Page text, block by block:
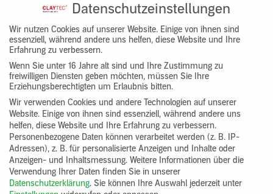
VK5
875,01 €
VK7
625,00 €
Gruppenprodukt
yosima_designputz_bigb
Datenschutzeinstellungen
Wir nutzen Cookies auf unserer Website. Einige von ihnen sind
essenziell, während andere uns helfen, diese Website und Ihre
Erfahrung zu verbessern.
Wenn Sie unter 16 Jahre alt sind und Ihre Zustimmung zu
freiwilligen Diensten geben möchten, müssen Sie Ihre
Erziehungsberechtigten um Erlaubnis bitten.
Wir verwenden Cookies und andere Technologien auf unserer
Website. Einige von ihnen sind essenziell, während andere uns
helfen, diese Website und Ihre Erfahrung zu verbessern.
Personenbezogene Daten können verarbeitet werden (z. B. IP-
Adressen), z. B. für personalisierte Anzeigen und Inhalte oder
Anzeigen- und Inhaltsmessung. Weitere Informationen über die
Verwendung Ihrer Daten finden Sie in unserer
Datenschutzerklärung. Sie können Ihre Auswahl jederzeit unter